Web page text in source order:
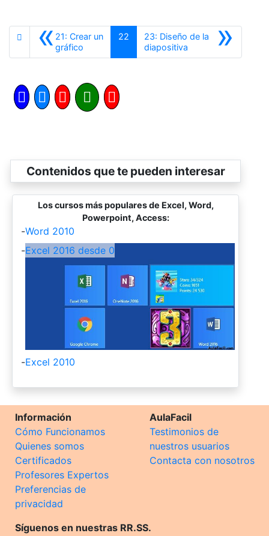
«21: Crear un
gráfico
22 »
23: Diseño de la
diapositiva Siguiente
Contenidos que te pueden interesar
Los cursos más populares de Excel, Word,
Powerpoint, Access:
-Word 2010
-Excel 2016 desde 0
-Excel 2010
Información
Cómo Funcionamos
Quienes somos
Certificados
Profesores Expertos
Preferencias de
privacidad
AulaFacil
Testimonios de
nuestros usuarios
Contacta con nosotros
Síguenos en nuestras RR.SS.